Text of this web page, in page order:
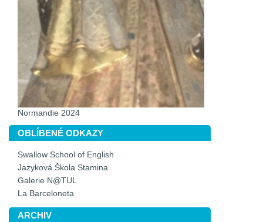
Normandie 2024
OBLÍBENÉ ODKAZY
Swallow School of English
Jazyková Škola Stamina
Galerie N@TUL
La Barceloneta
ARCHIV